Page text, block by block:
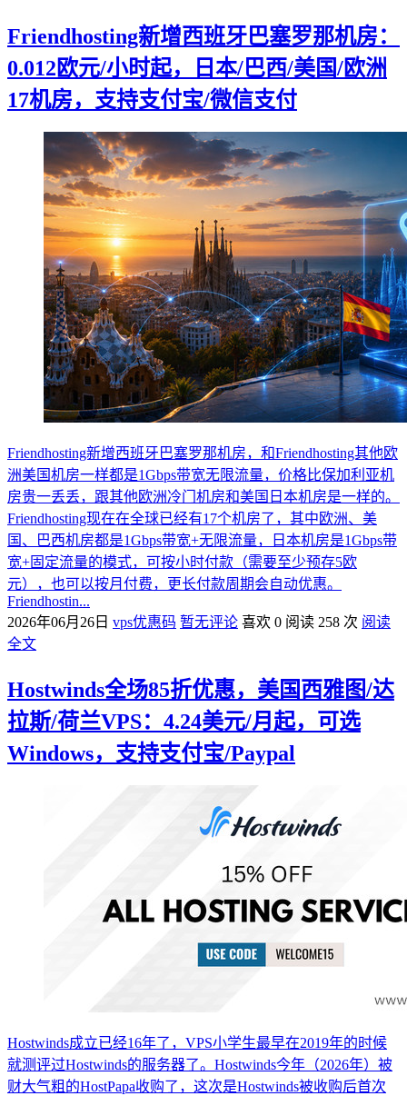
Friendhosting新增西班牙巴塞罗那机房：
0.012欧元/小时起，日本/巴西/美国/欧洲
17机房，支持支付宝/微信支付
Friendhosting新增西班牙巴塞罗那机房，和Friendhosting其他欧
洲美国机房一样都是1Gbps带宽无限流量，价格比保加利亚机
房贵一丢丢，跟其他欧洲冷门机房和美国日本机房是一样的。
Friendhosting现在在全球已经有17个机房了，其中欧洲、美
国、巴西机房都是1Gbps带宽+无限流量，日本机房是1Gbps带
宽+固定流量的模式，可按小时付款（需要至少预存5欧
元），也可以按月付费，更长付款周期会自动优惠。
Friendhostin...
2026年06月26日 vps优惠码 暂无评论 喜欢 0 阅读 258 次 阅读
全文
Hostwinds全场85折优惠，美国西雅图/达
拉斯/荷兰VPS：4.24美元/月起，可选
Windows，支持支付宝/Paypal
Hostwinds成立已经16年了，VPS小学生最早在2019年的时候
就测评过Hostwinds的服务器了。Hostwinds今年（2026年）被
财大气粗的HostPapa收购了，这次是Hostwinds被收购后首次